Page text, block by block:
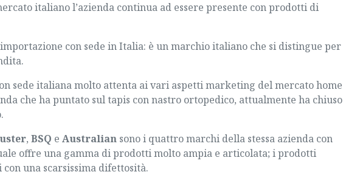
italiano l’azienda continua ad essere presente con prodotti di
con sede in Italia: è un marchio italiano che si distingue per
sede italiana molto attenta ai vari aspetti marketing del mercato home
che ha puntato sul tapis con nastro ortopedico, attualmente ha chiuso
, BSQ e Australian sono i quattro marchi della stessa azienda con
offre una gamma di prodotti molto ampia e articolata; i prodotti
una scarsissima difettosità.